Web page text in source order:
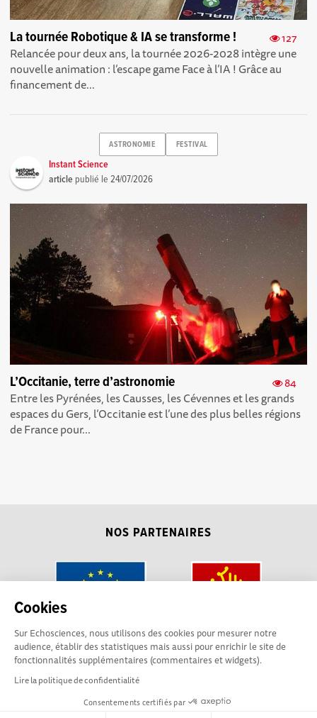
Cookies
Sur Echosciences, nous utilisons des cookies pour mesurer notre
audience, établir des statistiques mais aussi pour enrichir le site de
fonctionnalités supplémentaires (commentaires et widgets).
Lire la politique de confidentialité
Consentements certifiés par
127
La tournée Robotique & IA se transforme !
Relancée pour deux ans, la tournée 2026-2028 intègre une
nouvelle animation : l’escape game Face à l’IA ! Grâce au
financement de...
ASTRONOMIE FESTIVAL
Instant Science
article publié le24/07/2026
84
L’Occitanie, terre d’astronomie
Entre les Pyrénées, les Causses, les Cévennes et les grands
espaces du Gers, l’Occitanie est l’une des plus belles régions
de France pour...
NOS PARTENAIRES
Conditions Générales d'utilisation
La plateforme Science(s)